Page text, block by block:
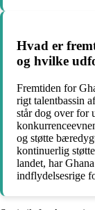
Hvad er
og hvilke
Fremtiden for
rigt talentbassin
står dog over for
og støtte
kontinuerlig
landet, har
indflydelsesrige